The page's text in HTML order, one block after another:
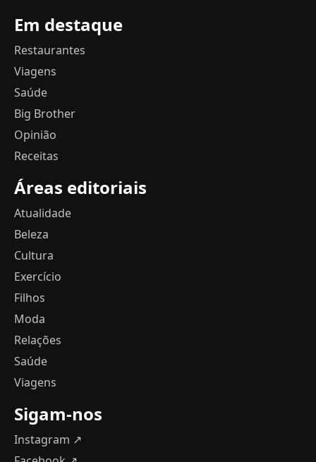
Em destaque
Restaurantes
Viagens
Saúde
Big Brother
Opinião
Receitas
Áreas editoriais
Atualidade
Beleza
Cultura
Exercício
Filhos
Moda
Relações
Saúde
Viagens
Sigam-nos
Instagram ↗